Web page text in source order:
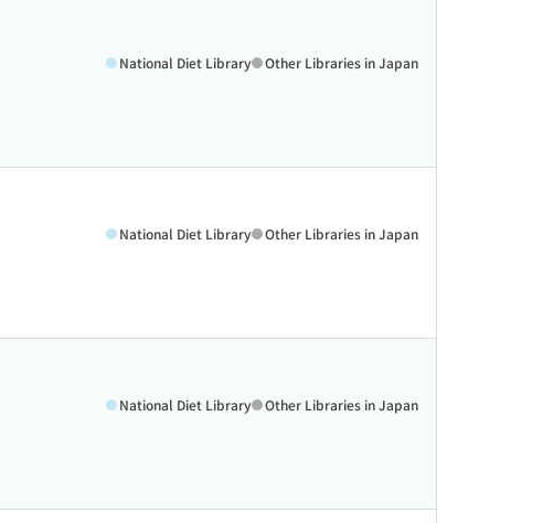
National Diet Library Other Libraries in Japan
National Diet Library Other Libraries in Japan
National Diet Library Other Libraries in Japan